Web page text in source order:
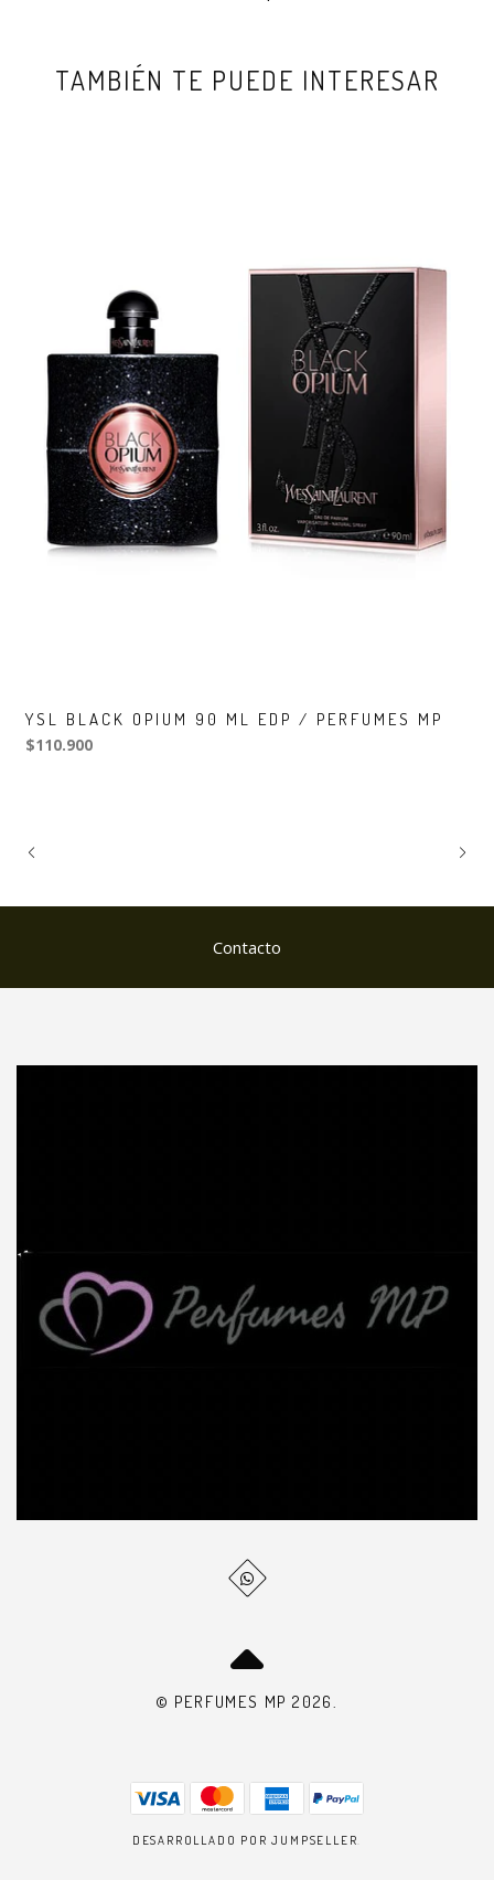
TAMBIÉN TE PUEDE INTERESAR
YSL BLACK OPIUM 90 ML EDP / PERFUMES MP
$110.900
Contacto
© PERFUMES MP 2026.
DESARROLLADO POR JUMPSELLER